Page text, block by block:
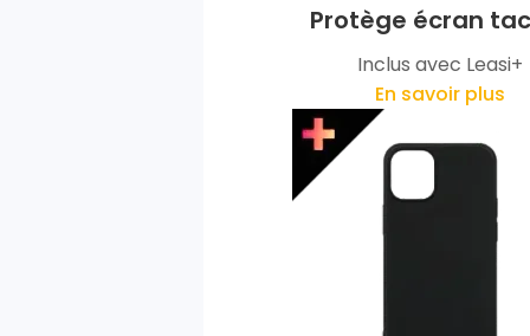
Protège écran
Inclus avec Leasi+
En savoir plus